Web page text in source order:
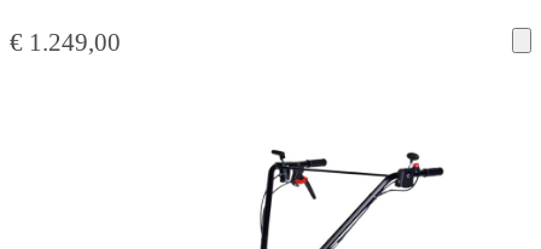
€ 1.249,00